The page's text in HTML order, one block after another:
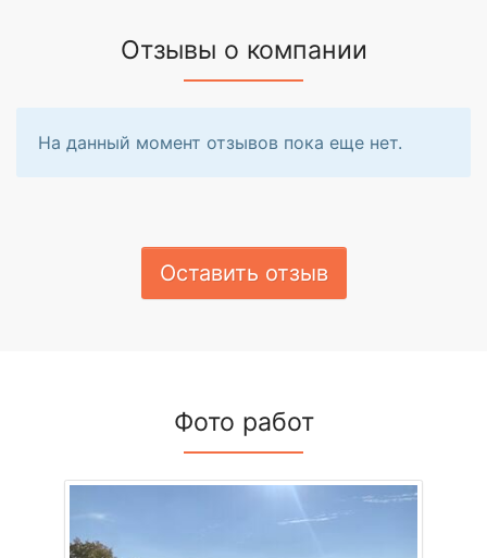
Отзывы о компании
На данный момент отзывов пока еще нет.
Оставить отзыв
Фото работ